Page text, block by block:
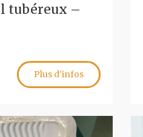
tubéreux –
Plus d'infos